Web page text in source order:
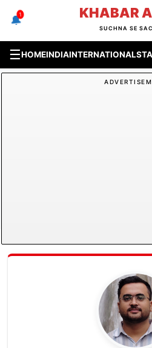
Skip
🔔
1 KHABAR
SUCHNA SE
☰HOMEINDIAINTERNATIONAL